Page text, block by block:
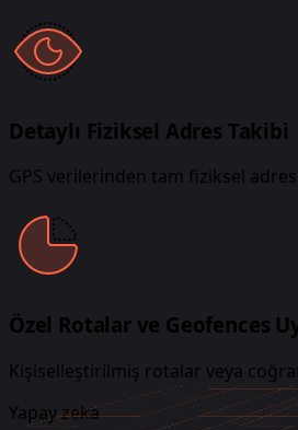
Detaylı Fiziksel Adres Takibi
GPS verilerinden tam fiziksel
Özel Rotalar ve Geofences
Kişiselleştirilmiş rotalar veya
Yapay zeka